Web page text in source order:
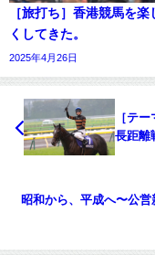
［旅打ち］香港競馬を楽
くしてきた。
2025年4月26日
［テ
長距離
昭和から、平成へ〜公